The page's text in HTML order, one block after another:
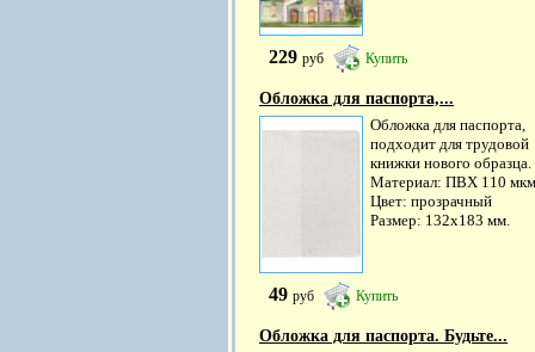
229 руб Купить
Обложка для паспорта,...
Обложка для паспорта,
подходит для трудовой
книжки нового образца.
Материал: ПВХ 110 мкм
Цвет: прозрачный
Размер: 132х183 мм.
49 руб Купить
Обложка для паспорта. Будьте...